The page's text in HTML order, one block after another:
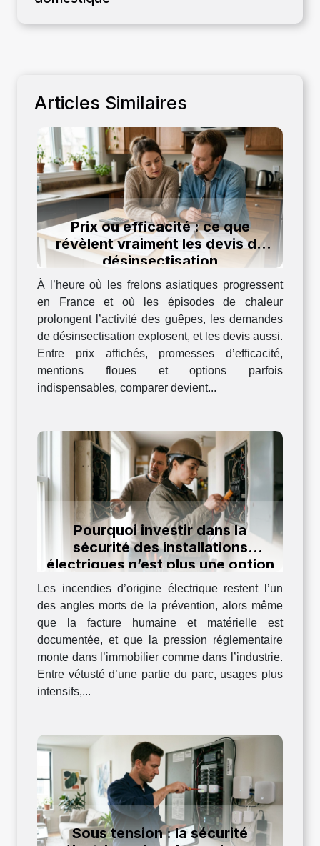
Articles Similaires
Prix ou efficacité : ce que
révèlent vraiment les devis de
désinsectisation
À l’heure où les frelons asiatiques progressent
en France et où les épisodes de chaleur
prolongent l’activité des guêpes, les demandes
de désinsectisation explosent, et les devis aussi.
Entre prix affichés, promesses d’efficacité,
mentions floues et options parfois
indispensables, comparer devient...
Pourquoi investir dans la
sécurité des installations
électriques n’est plus une option
en 2024
Les incendies d’origine électrique restent l’un
des angles morts de la prévention, alors même
que la facture humaine et matérielle est
documentée, et que la pression réglementaire
monte dans l’immobilier comme dans l’industrie.
Entre vétusté d’une partie du parc, usages plus
intensifs,...
Sous tension : la sécurité